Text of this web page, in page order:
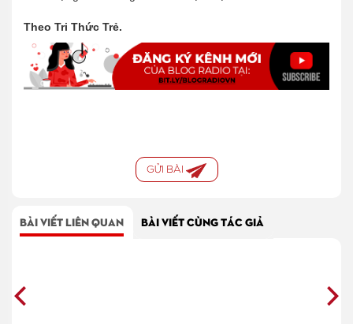
Theo Tri Thức Trẻ.
GỬI BÀI
BÀI VIẾT LIÊN QUAN BÀI VIẾT CÙNG TÁC GIẢ